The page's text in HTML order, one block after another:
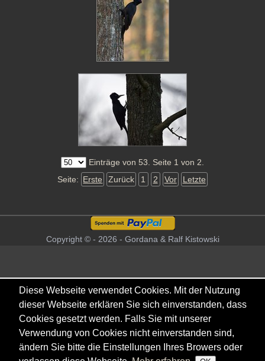
Einträge von 53. Seite 1 von 2.
Seite: Erste Zurück 1 2 Vor Letzte
Copyright © - 2026 - Gordana & Ralf Kistowski
Diese Webseite verwendet Cookies. Mit der Nutzung
dieser Webseite erklären Sie sich einverstanden, dass
Cookies gesetzt werden. Falls Sie mit unserer
Verwendung von Cookies nicht einverstanden sind,
ändern Sie bitte die Einstellungen Ihres Browers oder